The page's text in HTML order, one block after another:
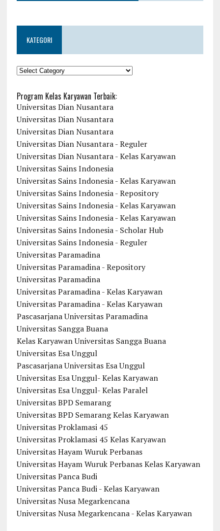
KATEGORI
KATEGORI
Program Kelas Karyawan Terbaik:
Universitas Dian Nusantara
Universitas Dian Nusantara
Universitas Dian Nusantara
Universitas Dian Nusantara - Reguler
Universitas Dian Nusantara - Kelas Karyawan
Universitas Sains Indonesia
Universitas Sains Indonesia - Kelas Karyawan
Universitas Sains Indonesia - Repository
Universitas Sains Indonesia - Kelas Karyawan
Universitas Sains Indonesia - Kelas Karyawan
Universitas Sains Indonesia - Scholar Hub
Universitas Sains Indonesia - Reguler
Universitas Paramadina
Universitas Paramadina - Repository
Universitas Paramadina
Universitas Paramadina - Kelas Karyawan
Universitas Paramadina - Kelas Karyawan
Pascasarjana Universitas Paramadina
Universitas Sangga Buana
Kelas Karyawan Universitas Sangga Buana
Universitas Esa Unggul
Pascasarjana Universitas Esa Unggul
Universitas Esa Unggul- Kelas Karyawan
Universitas Esa Unggul- Kelas Paralel
Universitas BPD Semarang
Universitas BPD Semarang Kelas Karyawan
Universitas Proklamasi 45
Universitas Proklamasi 45 Kelas Karyawan
Universitas Hayam Wuruk Perbanas
Universitas Hayam Wuruk Perbanas Kelas Karyawan
Universitas Panca Budi
Universitas Panca Budi - Kelas Karyawan
Universitas Nusa Megarkencana
Universitas Nusa Megarkencana - Kelas Karyawan